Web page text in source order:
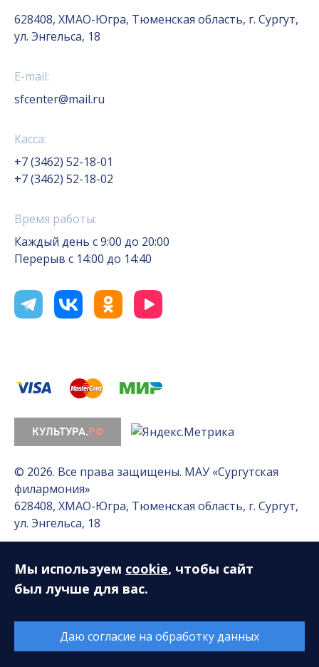
628408, ХМАО-Югра, Тюменская область, г. Сургут,
ул. Энгельса, 18
E-mail:
sfcenter@mail.ru
Касса:
+7 (3462) 52-18-01
+7 (3462) 52-18-02
Время работы:
Каждый день с 9:00 до 20:00
Перерыв с 14:00 до 14:40
© 2026. Все права защищены. МАУ «Сургутская
филармония»
628408, ХМАО-Югра, Тюменская область, г. Сургут,
ул. Энгельса, 18
Разработка сайта — Интернет-лаборатория
«Делиссимо»
Обслуживание сайта —А1 Интернет-Эксперт
Мы используем cookie, чтобы сайт
был лучше для вас.
Даю согласие на обработку данных